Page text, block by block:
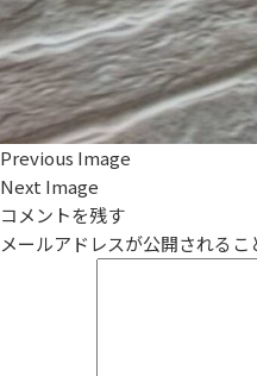
Previous Image
Next Image
コメントを残す
メールアドレスが公開されるこ